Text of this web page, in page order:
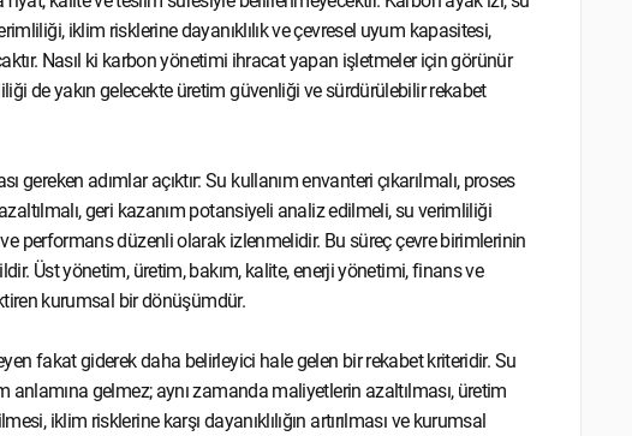
iklim risklerine dayanıklılık ve çevresel uyum kapasitesi,
Nasıl ki karbon yönetimi ihracat yapan işletmeler için görünür
de yakın gelecekte üretim güvenliği ve sürdürülebilir rekabet
gereken adımlar açıktır: Su kullanım envanteri çıkarılmalı, proses
geri kazanım potansiyeli analiz edilmeli, su verimliliği
performans düzenli olarak izlenmelidir. Bu süreç çevre birimlerinin
Üst yönetim, üretim, bakım, kalite, enerji yönetimi, finans ve
kurumsal bir dönüşümdür.
fakat giderek daha belirleyici hale gelen bir rekabet kriteridir. Su
anlamına gelmez; aynı zamanda maliyetlerin azaltılması, üretim
iklim risklerine karşı dayanıklılığın artırılması ve kurumsal